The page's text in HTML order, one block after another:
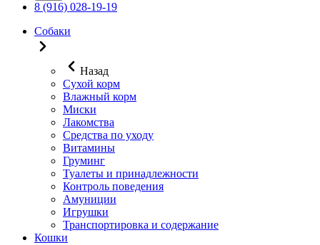
8 (916) 028-19-19
Собаки
Назад
Сухой корм
Влажный корм
Миски
Лакомства
Средства по уходу
Витамины
Груминг
Туалеты и принадлежности
Контроль поведения
Амуниции
Игрушки
Транспортировка и содержание
Кошки